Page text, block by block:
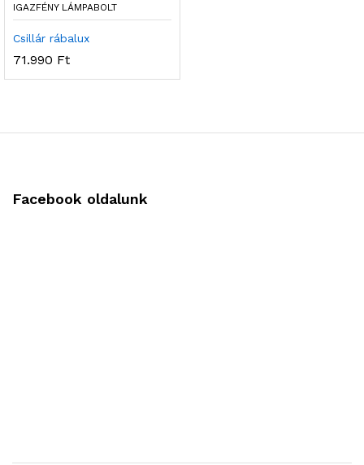
IGAZFÉNY LÁMPABOLT
Csillár rábalux
71.990 Ft
Facebook oldalunk